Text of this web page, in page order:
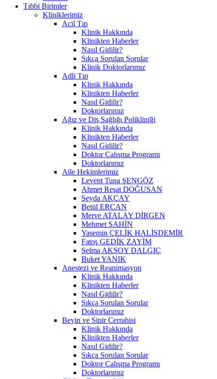
Tıbbi Birimler
Kliniklerimiz
Acil Tıp
Klinik Hakkında
Klinikten Haberler
Nasıl Gidilir?
Sıkça Sorulan Sorular
Klinik Doktorlarımız
Adli Tıp
Klinik Hakkında
Klinikten Haberler
Nasıl Gidilir?
Doktorlarımız
Ağız ve Diş Sağlığı Polikliniği
Klinik Hakkında
Klinikten Haberler
Nasıl Gidilir?
Doktor Çalışma Programı
Doktorlarımız
Aile Hekimlerimiz
Levent Tuna ŞENGÖZ
Ahmet Reşat DOĞUSAN
Şeyda AKÇAY
Betül ERCAN
Merve ATALAY DİRGEN
Mehmet ŞAHİN
Yasemin ÇELİK HALİSDEMİR
Fatoş GEDİK ZAYİM
Selma AKSOY DALGIÇ
Buket YANIK
Anestezi ve Reanimasyon
Klinik Hakkında
Klinikten Haberler
Nasıl Gidilir?
Sıkça Sorulan Sorular
Doktorlarımız
Beyin ve Sinir Cerrahisi
Klinik Hakkında
Klinikten Haberler
Nasıl Gidilir?
Sıkça Sorulan Sorular
Doktor Çalışma Programı
Doktorlarımız